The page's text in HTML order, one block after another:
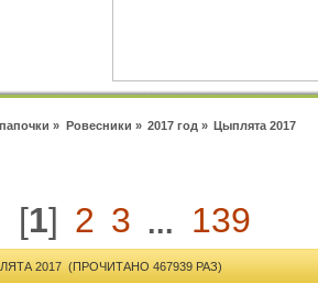
» Ровесники » 2017 год » Цыплята 2017
[1] 2 3 ... 139
2017 (ПРОЧИТАНО 467939 РАЗ)